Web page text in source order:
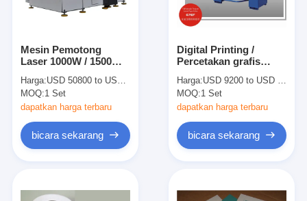
Mesin Pemotong
Laser 1000W / 1500W /
Generator Untuk
Pembuatan Papan Die
Harga:USD 50800 to USD 75800 per set
MOQ:1 Set
dapatkan harga terbaru
bicara sekarang
Digital Printing /
Percetakan grafis
pemotong kertas
hidrolik
Harga:USD 9200 to USD 9400
MOQ:1 Set
dapatkan harga terbaru
bicara sekarang